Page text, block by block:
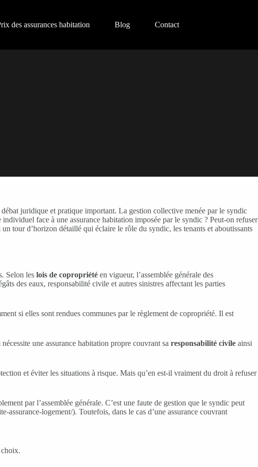
des assurances habitation Blog Contact
juridique et pratique important. La gestion collective menée par le syndic
face à une assurance habitation imposée par le syndic ? Peut-on refuser
tour d’horizon détaillé qui éclaire le rôle du syndic, les tenants et aboutissants
Selon les lois de copropriété en vigueur, l’assemblée générale des
des eaux, responsabilité civile et autres sinistres affectant les parties
si elles sont rendues communes par le règlement de copropriété. Il est
une assurance habitation propre couvrant sa responsabilité civile ainsi
et éviter les situations à risque. Mais qu’en est-il vraiment du droit à refuser
par l’assemblée générale. C’est une faute de gestion que le syndic peut
logement/). Toutefois, dans le cas d’une assurance couvrant